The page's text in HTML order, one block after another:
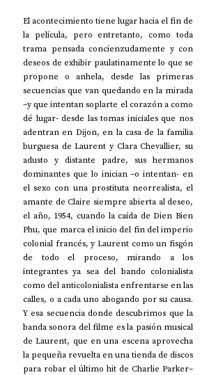
El acontecimiento tiene lugar hacia el fin de
la película, pero entretanto, como toda
trama pensada concienzudamente y con
deseos de exhibir paulatinamente lo que se
propone o anhela, desde las primeras
secuencias que van quedando en la mirada
–y que intentan soplarte el corazón a como
dé lugar- desde las tomas iniciales que nos
adentran en Dijon, en la casa de la familia
burguesa de Laurent y Clara Chevallier, su
adusto y distante padre, sus hermanos
dominantes que lo inician –o intentan- en
el sexo con una prostituta neorrealista, el
amante de Claire siempre abierta al deseo,
el año, 1954, cuando la caída de Dien Bien
Phu, que marca el inicio del fin del imperio
colonial francés, y Laurent como un fisgón
de todo el proceso, mirando a los
integrantes ya sea del bando colonialista
como del anticolonialista enfrentarse en las
calles, o a cada uno abogando por su causa.
Y esa secuencia donde descubrimos que la
banda sonora del filme es la pasión musical
de Laurent, que en una escena aprovecha
la pequeña revuelta en una tienda de discos
para robar el último hit de Charlie Parker–